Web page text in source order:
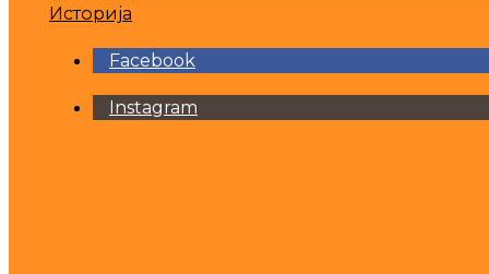
Историја
Facebook
Instagram